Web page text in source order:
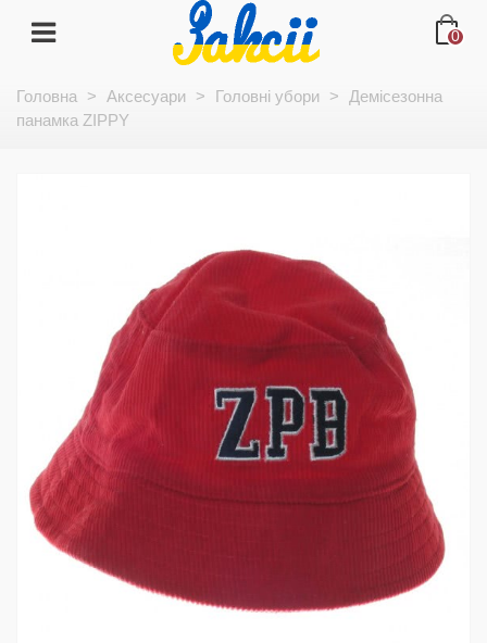
0
Головна > Аксесуари > Головні убори >
Демісезонна
панамка ZIPPY